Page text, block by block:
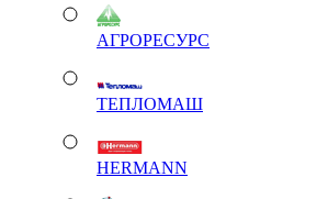
АГРОРЕСУРС
ТЕПЛОМАШ
HERMANN